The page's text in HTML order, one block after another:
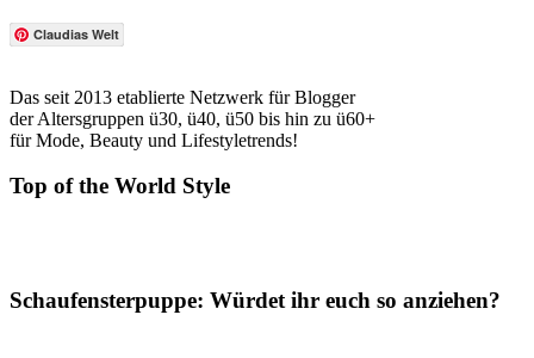
Claudias Welt
Das seit 2013 etablierte Netzwerk für Blogger
der Altersgruppen ü30, ü40, ü50 bis hin zu ü60+
für Mode, Beauty und Lifestyletrends!
Top of the World Style
Schaufensterpuppe: Würdet ihr euch so anziehen?